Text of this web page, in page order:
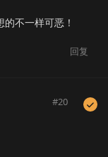
不一样可恶！
回复
#20